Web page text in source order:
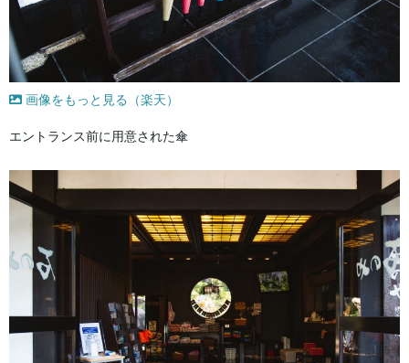
画像をもっと見る（楽天）
エントランス前に用意された傘